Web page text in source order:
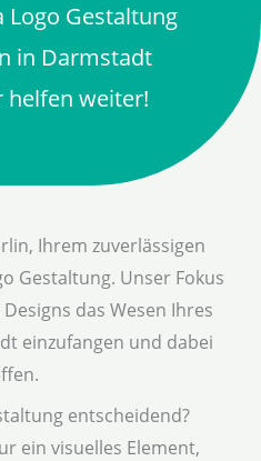
Logo Gestaltung
in Darmstadt
helfen weiter!
Ihrem zuverlässigen
Gestaltung. Unser Fokus
das Wesen Ihres
einzufangen und dabei
entscheidend?
ein visuelles Element,